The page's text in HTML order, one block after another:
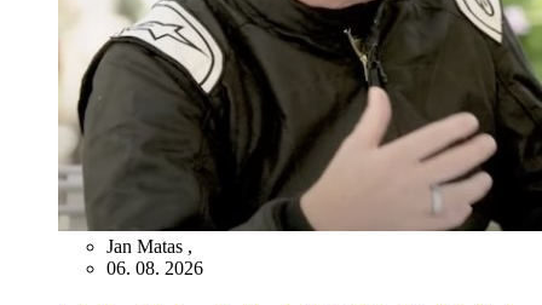
Jan Matas ,
06. 08. 2026